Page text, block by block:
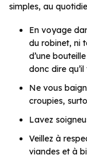
simples, au
En voyage
du robinet, ni
d’une
donc dire
Ne vous
croupies,
Lavez
Veillez à
viandes et à